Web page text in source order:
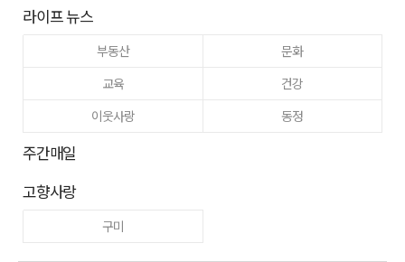
라이프 뉴스
부동산
문화
교육
건강
이웃사랑
동정
주간매일
고향사랑
구미